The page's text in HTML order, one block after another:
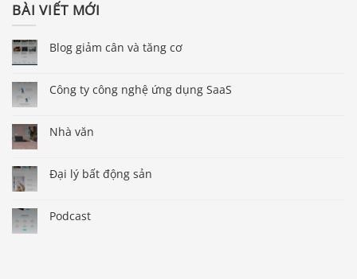
BÀI VIẾT MỚI
Blog giảm cân và tăng cơ
Công ty công nghệ ứng dụng SaaS
Nhà văn
Đại lý bất động sản
Podcast